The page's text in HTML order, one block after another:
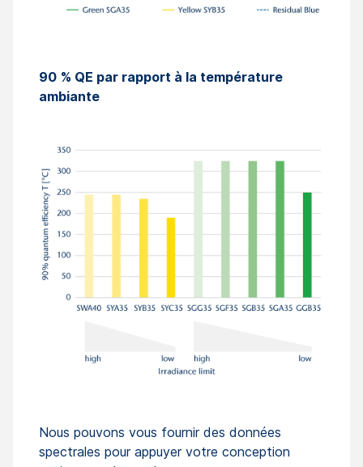
90 % QE par rapport à la température
ambiante
Nous pouvons vous fournir des données
spectrales pour appuyer votre conception